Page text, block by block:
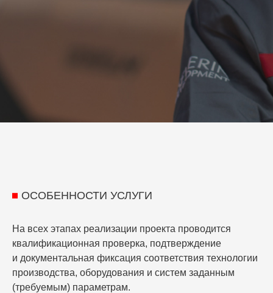
ОСОБЕННОСТИ УСЛУГИ
На всех этапах реализации проекта проводится
квалификационная проверка, подтверждение
и документальная фиксация соответствия технологии
производства, оборудования и систем заданным
(требуемым) параметрам.